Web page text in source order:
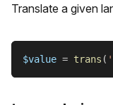
Translate a given
$value = trans (